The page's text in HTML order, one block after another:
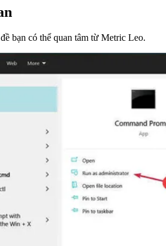
bạn có thể quan tâm từ Metric Leo.